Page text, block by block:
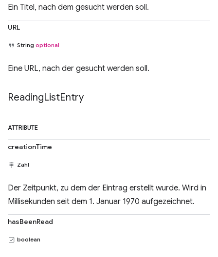
Ein Titel, nach dem gesucht werden soll.
URL
String optional
Eine URL, nach der gesucht werden soll.
ReadingListEntry
ATTRIBUTE
creationTime
Zahl
Der Zeitpunkt, zu dem der Eintrag erstellt wurde. Wird in
Millisekunden seit dem 1. Januar 1970 aufgezeichnet.
hasBeenRead
boolean